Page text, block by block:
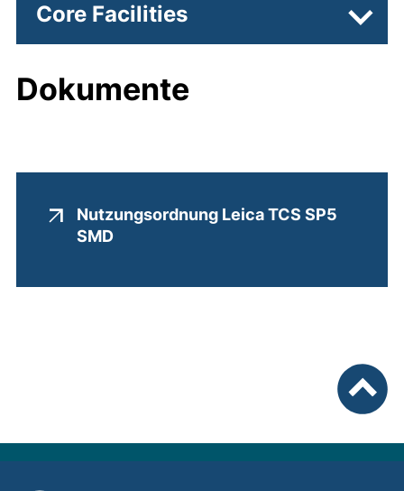
Core Facilities
Dokumente
Nutzungsordnung Leica TCS SP5
SMD(externer Link, öffnet neues Fenster)